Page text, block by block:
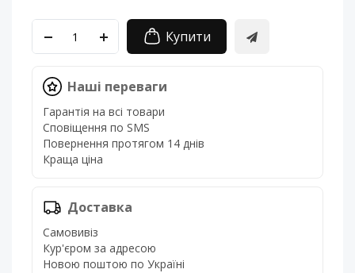
Купити
Наші переваги
Гарантія на всі товари
Сповіщення по SMS
Повернення протягом 14 днів
Краща ціна
Доставка
Самовивіз
Кур'єром за адресою
Новою поштою по Україні